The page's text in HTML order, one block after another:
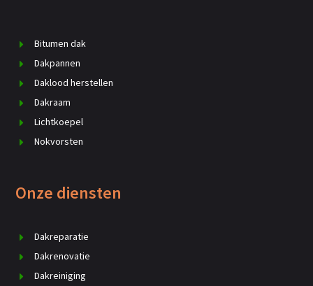
Bitumen dak
Dakpannen
Daklood herstellen
Dakraam
Lichtkoepel
Nokvorsten
Onze diensten
Dakreparatie
Dakrenovatie
Dakreiniging